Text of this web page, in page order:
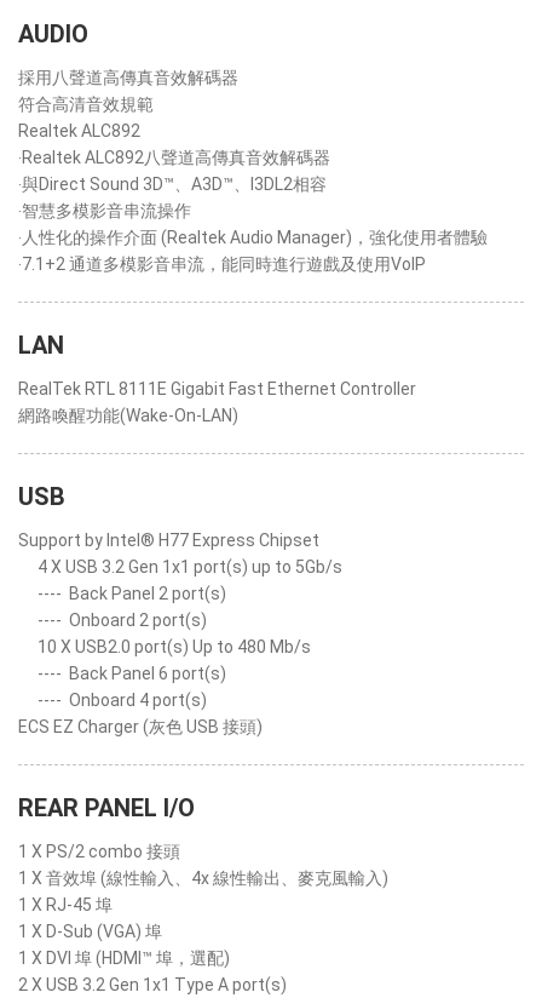
AUDIO
採用八聲道高傳真音效解碼器
符合高清音效規範
Realtek ALC892
‧Realtek ALC892八聲道高傳真音效解碼器
‧與Direct Sound 3D™、A3D™、I3DL2相容
‧智慧多模影音串流操作
‧人性化的操作介面 (Realtek Audio Manager)，強化使用者體驗
‧7.1+2 通道多模影音串流，能同時進行遊戲及使用VoIP
LAN
RealTek RTL 8111E Gigabit Fast Ethernet Controller
網路喚醒功能(Wake-On-LAN)
USB
Support by Intel® H77 Express Chipset
4 X USB 3.2 Gen 1x1 port(s) up to 5Gb/s
---- Back Panel 2 port(s)
---- Onboard 2 port(s)
10 X USB2.0 port(s) Up to 480 Mb/s
---- Back Panel 6 port(s)
---- Onboard 4 port(s)
ECS EZ Charger (灰色 USB 接頭)
REAR PANEL I/O
1 X PS/2 combo 接頭
1 X 音效埠 (線性輸入、4x 線性輸出、麥克風輸入)
1 X RJ-45 埠
1 X D-Sub (VGA) 埠
1 X DVI 埠 (HDMI™ 埠，選配)
2 X USB 3.2 Gen 1x1 Type A port(s)